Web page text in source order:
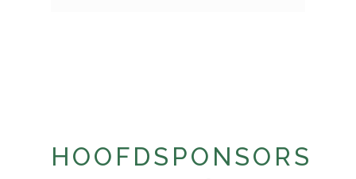
HOOFDSPONSORS